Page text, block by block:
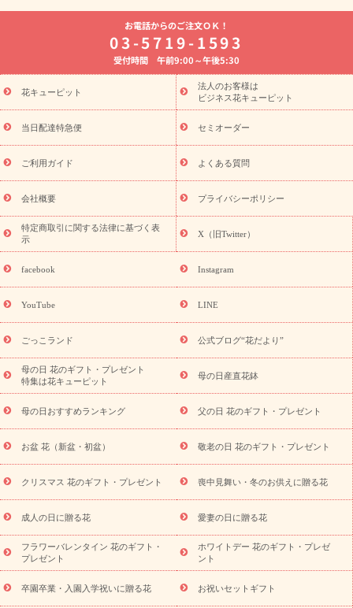
よく贈られる花
お祝いの花特集
誕生日フラワーギフト特集
8月の誕生花(トルコキキョウ)
開店・開業祝い
お供え・お悔やみ お供え・お悔やみの花
通夜・葬儀に贈る花 胡蝶蘭・花鉢
ーブドフラワー
季節のイベント
ひまわり ギフト・プレゼント
特集
お盆 花（新盆・初盆） 季節のイベント
お盆 花（新
盆・初盆）
お盆 花（新盆・初盆）
お盆・お供え 花とセットギ
フト
お盆・お供え プリザーブドフラワー
ひまわり ギフト・プ
レゼント特集
夏の花贈り・お中元・暑中見舞い 花のギフト特集
敬老の日におくる花ギフト・プレゼント特集
花ギフト・プレゼント特集
敬老の日 花のおすすめランキング
敬
老の日 花鉢植えのギフト・プレゼント特集
敬老の日 花とセットギ
フト・プレゼント特集
敬老の日の花 全てのギフト一覧
キャン
ペーン
映画『ウォーターガーディアンズ』コラボキャンペーン
「きょう誕生日なんです」キャンペーン
誕生日の花を探す
誕生日フラワーギフト 誕生日フラワーギフト特集
9月の誕生花(リンドウ)
ら探す
お祝いの花特集 当日配達特急便 お祝い商品一覧
念日
結婚祝い 出産祝い 退院祝い・快気祝い
寿祝い
プチギフト ペットのお祝いフラワー
お供え・お悔やみの花
四十九日法要以降に贈る花
通夜・葬儀
に贈る花
お供え お花とセットギフト
お供え プリザーブドフラ
ワー
ペットのお供えフラワー お盆（新盆・初盆）
その他
お祝い返し
お見舞い お取り寄せギフト ビジネス用
ご自宅
用
観葉植物 ミディ胡蝶蘭 プリザーブドフラワー
スタイル
から探す
アレンジメント 花束 スタンド花 お祝い
お供
え・お悔やみ
胡蝶蘭・花鉢
ミディ胡蝶蘭・お祝い
ミディ胡蝶蘭・お供え
世界初の青色胡蝶蘭 観葉植物
観葉植
物
産直多肉植物 プリザーブドフラワー お祝い
お供え・お
悔やみ
花とセットギフト セミオーダー
プチギフト
（hanamore -ハナモア-）
花とみどりのeギフト
トのeGfit
カラー ピンク イエローオレンジ レッド
お花の
お電話からのご注文ＯＫ！
03-5719-1593
受付時間 午前9:00～午後5:30
花キューピット
法人のお客様は
ビジネス花キューピット
当日配達特急便 セミオーダー
ご利用ガイド よくある質問
会社概要 プライバシーポリシー
特定商取引に関する法律に基づく表
示
X（旧Twitter）
facebook Instagram
YouTube LINE
ごっこランド 公式ブログ“花だより”
母の日 花のギフト・プレゼント
特集は花キューピット
母の日産直花鉢
母の日おすすめランキング 父の日 花のギフト・プレゼント
お盆 花（新盆・初盆） 敬老の日 花のギフト・プレゼント
クリスマス 花のギフト・プレゼント 喪中見舞い・冬のお供えに贈る花
成人の日に贈る花 愛妻の日に贈る花
フラワーバレンタイン 花のギフト・
プレゼント
ホワイトデー 花のギフト・プレゼ
ント
卒園卒業・入園入学祝いに贈る花 お祝いセットギフト